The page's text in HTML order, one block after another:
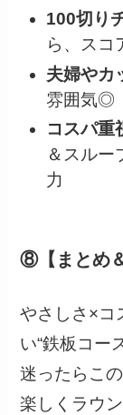
100切り
ら、スコ
夫婦やカ
雰囲気◎
コスパ重
＆スルー
力
⑧【まとめ
やさしさ×コ
い“鉄板コー
迷ったらこ
楽しくラウ